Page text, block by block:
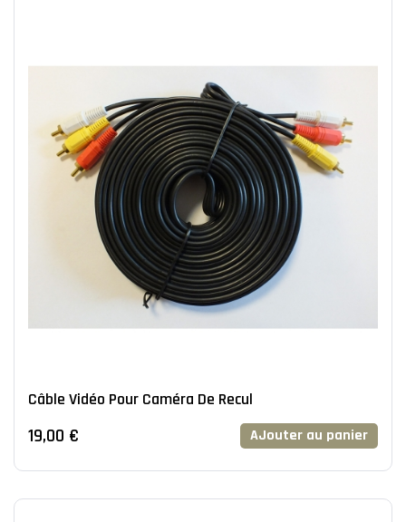
Câble Vidéo Pour Caméra De Recul
19,00 € AJouter au panier